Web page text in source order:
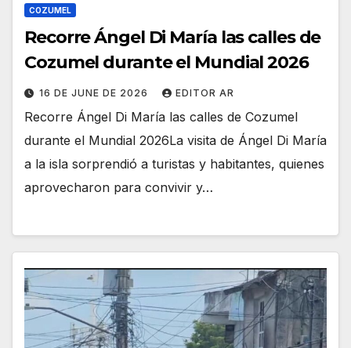
COZUMEL
Recorre Ángel Di María las calles de
Cozumel durante el Mundial 2026
16 DE JUNE DE 2026 EDITOR AR
Recorre Ángel Di María las calles de Cozumel
durante el Mundial 2026La visita de Ángel Di María
a la isla sorprendió a turistas y habitantes, quienes
aprovecharon para convivir y…